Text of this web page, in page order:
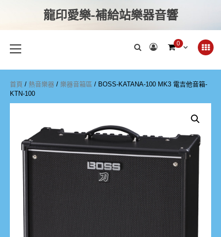
龍印愛樂-補給站樂器音響
0
首頁 / 熱音樂器 / 樂器音箱區 / BOSS-KATANA-100 MK3 電吉他音箱-
KTN-100